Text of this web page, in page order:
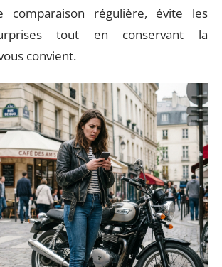
comparaison régulière, évite les
tout en conservant la
convient.